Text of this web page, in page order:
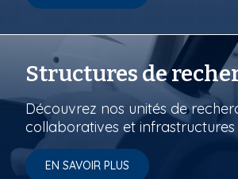
Structures de
Découvrez nos unités de
collaboratives et infrastructures
EN SAVOIR PLUS